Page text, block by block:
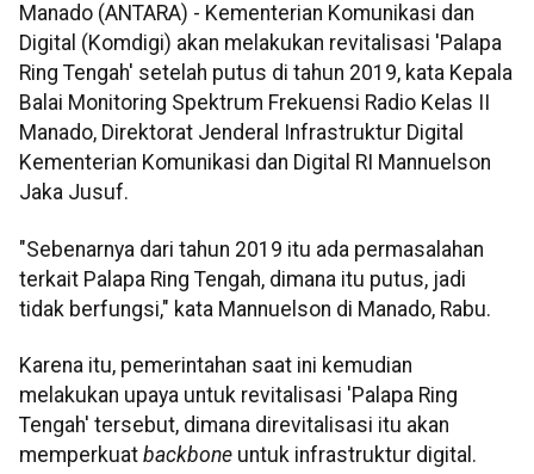
Manado (ANTARA) - Kementerian Komunikasi dan
Digital (Komdigi) akan melakukan revitalisasi 'Palapa
Ring Tengah' setelah putus di tahun 2019, kata Kepala
Balai Monitoring Spektrum Frekuensi Radio Kelas II
Manado, Direktorat Jenderal Infrastruktur Digital
Kementerian Komunikasi dan Digital RI Mannuelson
Jaka Jusuf.
"Sebenarnya dari tahun 2019 itu ada permasalahan
terkait Palapa Ring Tengah, dimana itu putus, jadi
tidak berfungsi," kata Mannuelson di Manado, Rabu.
Karena itu, pemerintahan saat ini kemudian
melakukan upaya untuk revitalisasi 'Palapa Ring
Tengah' tersebut, dimana direvitalisasi itu akan
memperkuat backbone untuk infrastruktur digital.